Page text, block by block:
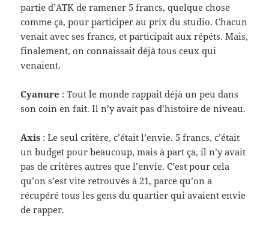
par­tie d’ATK de ramener 5 francs, quelque chose
comme ça, pour par­ticiper au prix du stu­dio. Cha­cun
venait avec ses francs, et par­tic­i­pait aux répéts. Mais,
finale­ment, on con­nais­sait déjà tous ceux qui
venaient.
Cya­nure : Tout le monde rap­pait déjà un peu dans
son coin en fait. Il n’y avait pas d’histoire de niveau.
Axis : Le seul critère, c’était l’envie. 5 francs, c’était
un bud­get pour beau­coup, mais à part ça, il n’y avait
pas de critères autres que l’envie. C’est pour cela
qu’on s’est vite retrou­vés à 21, parce qu’on a
récupéré tous les gens du quartier qui avaient envie
de rapper.